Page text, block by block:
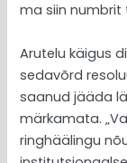
ma siin numbrit
Arutelu käigus
sedavõrd
saanud jääda
märkamata.
ringhäälingu